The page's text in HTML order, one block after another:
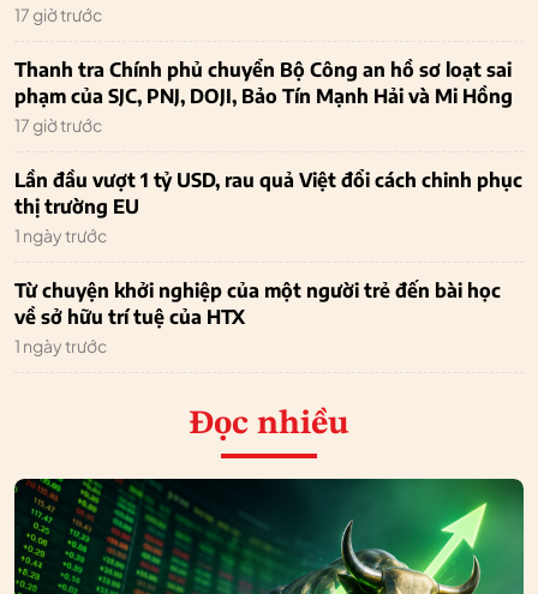
17 giờ trước
Thanh tra Chính phủ chuyển Bộ Công an hồ sơ loạt sai
phạm của SJC, PNJ, DOJI, Bảo Tín Mạnh Hải và Mi Hồng
17 giờ trước
Lần đầu vượt 1 tỷ USD, rau quả Việt đổi cách chinh phục
thị trường EU
1 ngày trước
Từ chuyện khởi nghiệp của một người trẻ đến bài học
về sở hữu trí tuệ của HTX
1 ngày trước
Đọc nhiều